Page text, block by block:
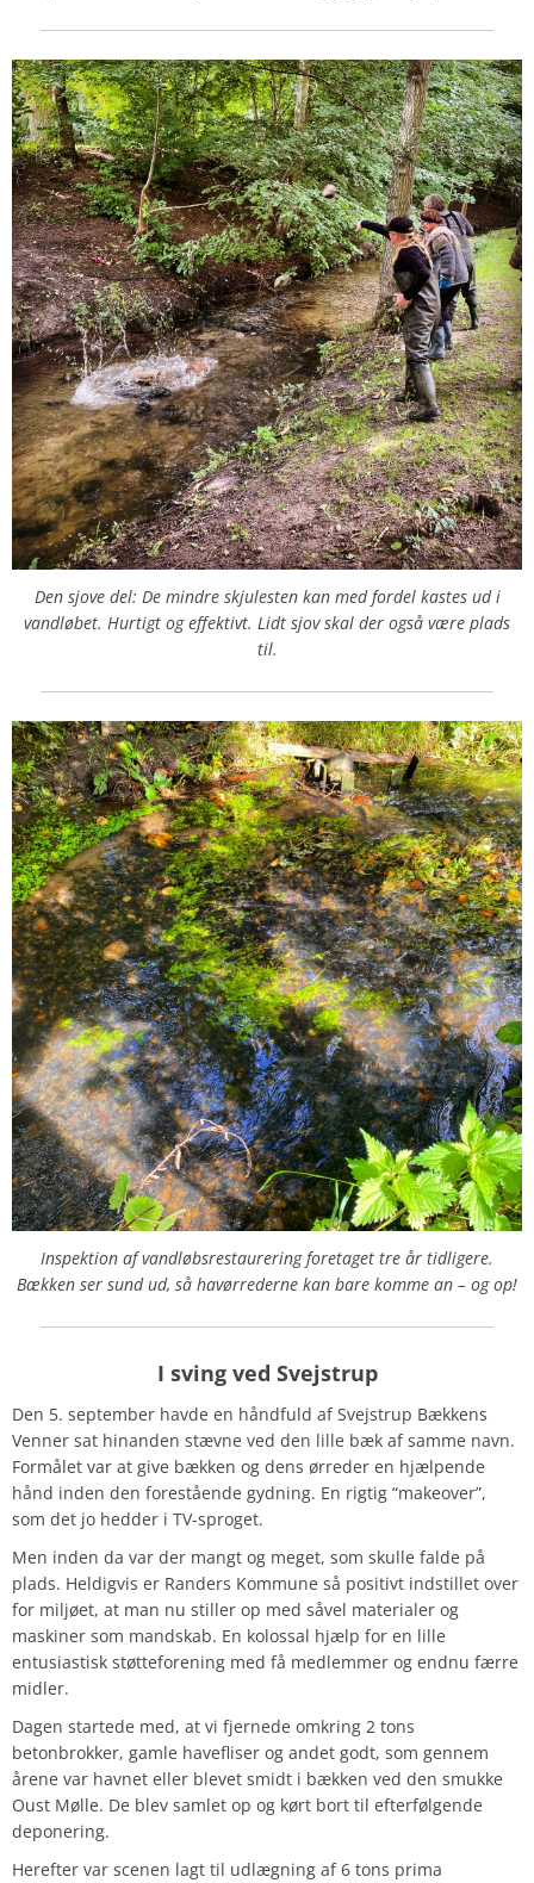
Den sjove del: De mindre skjulesten kan med fordel kastes ud i
vandløbet. Hurtigt og effektivt. Lidt sjov skal der også være plads
til.
Inspektion af vandløbsrestaurering foretaget tre år tidligere.
Bækken ser sund ud, så havørrederne kan bare komme an – og op!
I sving ved Svejstrup
Den 5. september havde en håndfuld af Svejstrup Bækkens
Venner sat hinanden stævne ved den lille bæk af samme navn.
Formålet var at give bækken og dens ørreder en hjælpende
hånd inden den forestående gydning. En rigtig “makeover”,
som det jo hedder i TV-sproget.
Men inden da var der mangt og meget, som skulle falde på
plads. Heldigvis er Randers Kommune så positivt indstillet over
for miljøet, at man nu stiller op med såvel materialer og
maskiner som mandskab. En kolossal hjælp for en lille
entusiastisk støtteforening med få medlemmer og endnu færre
midler.
Dagen startede med, at vi fjernede omkring 2 tons
betonbrokker, gamle havefliser og andet godt, som gennem
årene var havnet eller blevet smidt i bækken ved den smukke
Oust Mølle. De blev samlet op og kørt bort til efterfølgende
deponering.
Herefter var scenen lagt til udlægning af 6 tons prima